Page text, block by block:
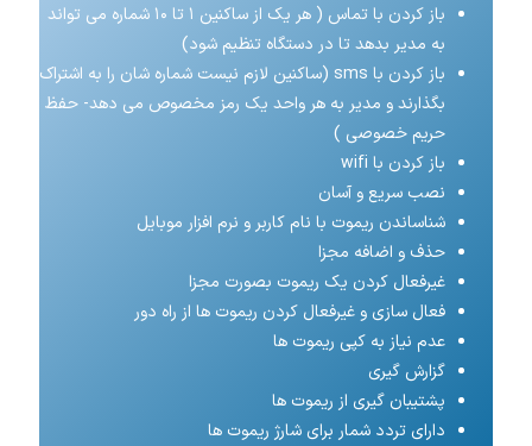
باز کردن با تماس ( هر یک از ساکنین ۱ تا ۱۰ شماره می تواند
به مدیر بدهد تا در دستگاه تنظیم شود)
باز کردن با sms (ساکنین لازم نیست شماره شان را به اشتراک
بگذارند و مدیر به هر واحد یک رمز مخصوص می دهد- حفظ
حریم خصوصی )
باز کردن با wifi
نصب سریع و آسان
شناساندن ریموت با نام کاربر و نرم افزار موبایل
حذف و اضافه مجزا
غیرفعال کردن یک ریموت بصورت مجزا
فعال سازی و غیرفعال کردن ریموت ها از راه دور
عدم نیاز به کپی ریموت ها
گزارش گیری
پشتیبان گیری از ریموت ها
دارای تردد شمار برای شارژ ریموت ها